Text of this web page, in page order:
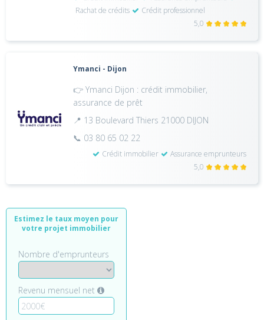
Rachat de crédits
Crédit professionnel
5,0
Ymanci - Dijon
👉 Ymanci Dijon : crédit immobilier,
assurance de prêt
📍 13 Boulevard Thiers 21000 DIJON
📞 03 80 65 02 22
Crédit immobilier
Assurance emprunteurs
5,0
Estimez le taux moyen pour
votre projet immobilier
Nombre d'emprunteurs
Revenu mensuel net